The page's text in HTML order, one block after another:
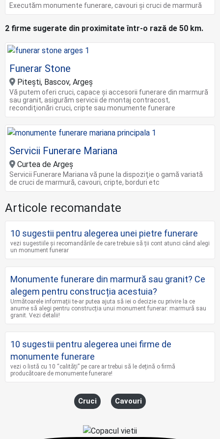
Executăm monumente funerare, cavouri și cruci de marmură
2 firme sugerate din proximitate într-o rază de 50 km.
Funerar Stone
Piteşti, Bascov, Argeş
Vă putem oferi cruci, capace şi accesorii funerare din marmură
sau granit, asigurăm servicii de montaj contracost,
recondiţionări cruci, cripte sau monumente funerare
Servicii Funerare Mariana
Curtea de Argeș
Servicii Funerare Mariana vă pune la dispoziţie o gamă variată
de cruci de marmură, cavouri, cripte, borduri etc
Articole recomandate
10 sugestii pentru alegerea unei pietre funerare
vezi sugestiile și recomandările de care trebuie să ții cont atunci când alegi
un monument funerar
Monumente funerare din marmură sau granit? Ce
alegem pentru construcția acestuia?
Următoarele informații te-ar putea ajuta să iei o decizie cu privire la ce
anume să alegi pentru construcția unui monument funerar: marmură sau
granit. Vezi detalii!
10 sugestii pentru alegerea unei firme de
monumente funerare
vezi o listă cu 10 “calități” pe care ar trebui să le dețină o firmă
producătoare de monumente funerare!
Cruci Cavouri